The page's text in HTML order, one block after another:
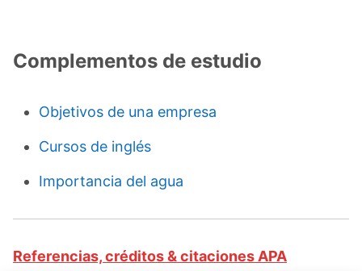
Complementos de estudio
Objetivos de una empresa
Cursos de inglés
Importancia del agua
Referencias, créditos & citaciones APA